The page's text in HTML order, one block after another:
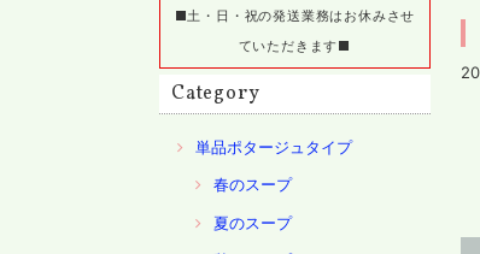
■土・日・祝の発送業務はお休みさせ
ていただきます■
Category
単品ポタージュタイプ
春のスープ
夏のスープ